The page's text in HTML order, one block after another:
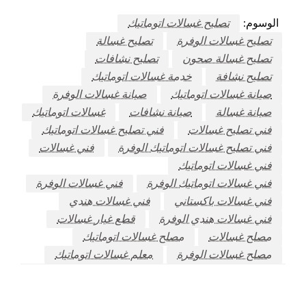
الوسوم:
تصليح غسالات اتوماتيك
تصليح غسالات الوفرة
تصليح غسالة
تصليح غسالة صحون
تصليح نشافات
تصليح نشافة
خدمة غسالات اتوماتيك
صيانة غسالات اتوماتيك
صيانة غسالات الوفرة
صيانة غسالة
صيانة نشافات
غسالات اتوماتيك
فني تصليح غسالات
فني تصليح غسالات اتوماتيك
فني تصليح غسالات اتوماتيك الوفرة
فني غسالات
فني غسالات اتوماتيك
فني غسالات اتوماتيك الوفرة
فني غسالات الوفرة
فني غسالات باكستاني
فني غسالات هندي
فني غسالات هندي الوفرة
قطع غيار غسالات
مصلح غسالات
مصلح غسالات اتوماتيك
مصلح غسالات الوفرة
معلم غسالات اتوماتيك